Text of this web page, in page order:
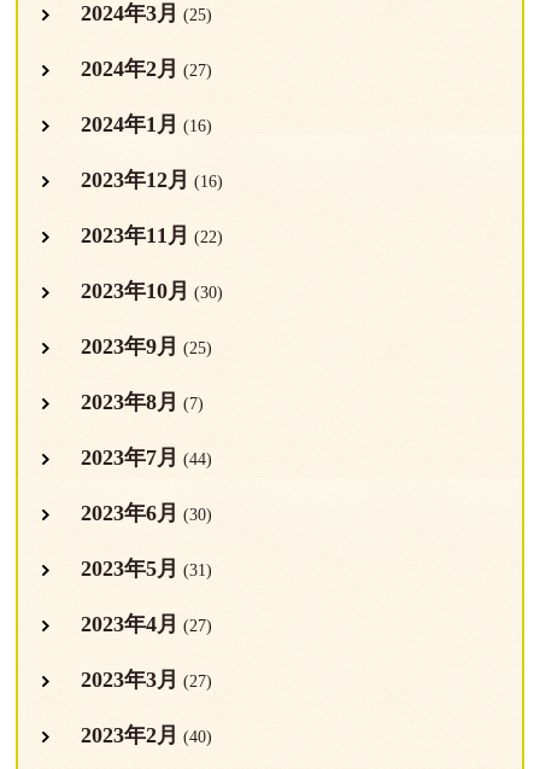
2024年3月 (25)
2024年2月 (27)
2024年1月 (16)
2023年12月 (16)
2023年11月 (22)
2023年10月 (30)
2023年9月 (25)
2023年8月 (7)
2023年7月 (44)
2023年6月 (30)
2023年5月 (31)
2023年4月 (27)
2023年3月 (27)
2023年2月 (40)